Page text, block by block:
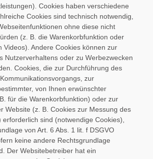
Cookies haben verschiedene
Cookies sind technisch notwendig,
ohne diese nicht
(z. B. die Warenkorbfunktion oder
Videos). Andere Cookies können zur
Nutzerverhaltens oder zu Werbezwecken
Cookies, die zur Durchführung des
zur
von Ihnen erwünschter
für die Warenkorbfunktion) oder zur
Website (z. B. Cookies zur Messung des
erforderlich sind (notwendige Cookies),
von Art. 6 Abs. 1 lit. f DSGVO
keine andere Rechtsgrundlage
Der Websitebetreiber hat ein